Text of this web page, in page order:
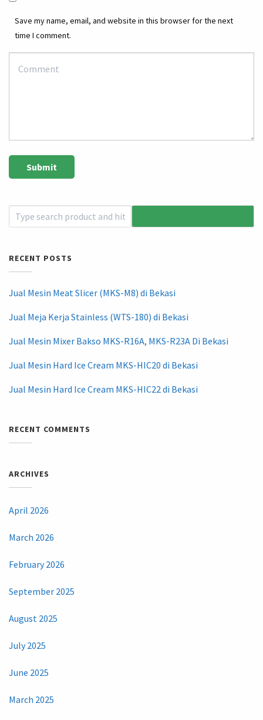
Save my name, email, and website in this browser for the next
time I comment.
RECENT POSTS
Jual Mesin Meat Slicer (MKS-M8) di Bekasi
Jual Meja Kerja Stainless (WTS-180) di Bekasi
Jual Mesin Mixer Bakso MKS-R16A, MKS-R23A Di Bekasi
Jual Mesin Hard Ice Cream MKS-HIC20 di Bekasi
Jual Mesin Hard Ice Cream MKS-HIC22 di Bekasi
RECENT COMMENTS
ARCHIVES
April 2026
March 2026
February 2026
September 2025
August 2025
July 2025
June 2025
March 2025